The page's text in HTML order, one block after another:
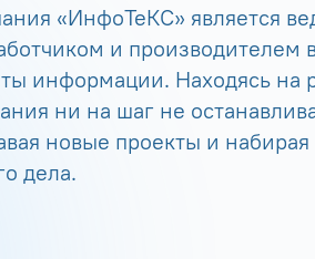
«ИнфоТеКС» является
и производителем
информации. Находясь на
ни на шаг не
новые проекты и
дела.